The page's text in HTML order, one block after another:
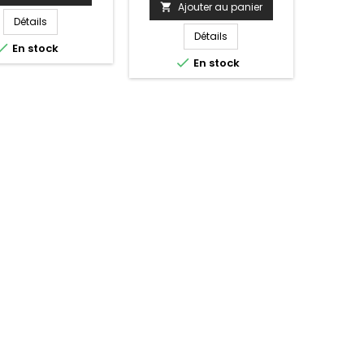
rampes;Matière:
Couleur:
Dimensions: 54,5
Largeur: 54,5
longueur) :
Détails
En stock
le mur ; Matière: PVC avec
renfort en acier Poids: 2,7
kg Dimensions: 55,5x38x46
cm Largeur: 38
cm Profondeur (longueur)
55,5 cm Hauteur: 46
 Ajouter au panier
Détails
 En stock